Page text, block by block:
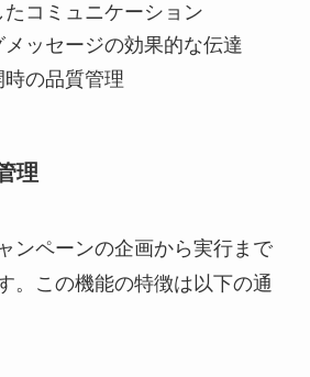
コミュニケーション
ッセージの効果的な伝達
の品質管理
理
ンペーンの企画から実行まで
。この機能の特徴は以下の通